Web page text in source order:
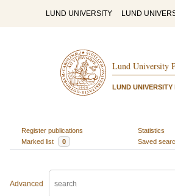
LUND UNIVERSITY LUND
Lund University
LUND
Register publications
Statistics
Marked list
0 Saved
Advanced